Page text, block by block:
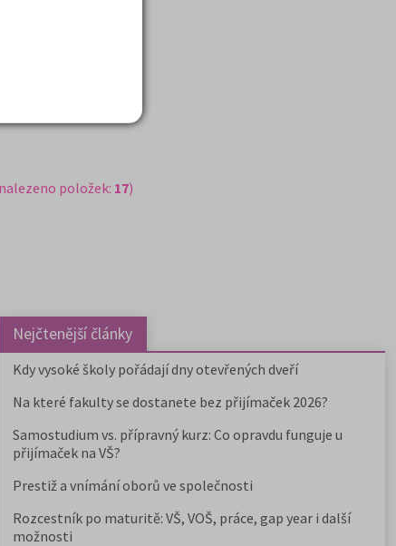
položek: 17)
Nejčtenější články
Kdy vysoké školy pořádají dny otevřených dveří
Na které fakulty se dostanete bez přijímaček 2026?
Samostudium vs. přípravný kurz: Co opravdu funguje u
přijímaček na VŠ?
Prestiž a vnímání oborů ve společnosti
Rozcestník po maturitě: VŠ, VOŠ, práce, gap year i další
možnosti